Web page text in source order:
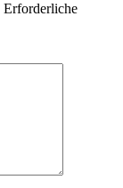
Erforderliche